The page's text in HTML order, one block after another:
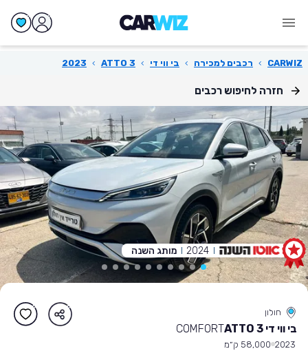
CARWIZ
› רכבים למכירה › בי ווי די ›
ATTO 3
›
2023
חזרה לחיפוש רכבים
2024 מותג השנה
חולון
בי ווי די ATTO 3 COMFORT
2023 58,000 ק״מ